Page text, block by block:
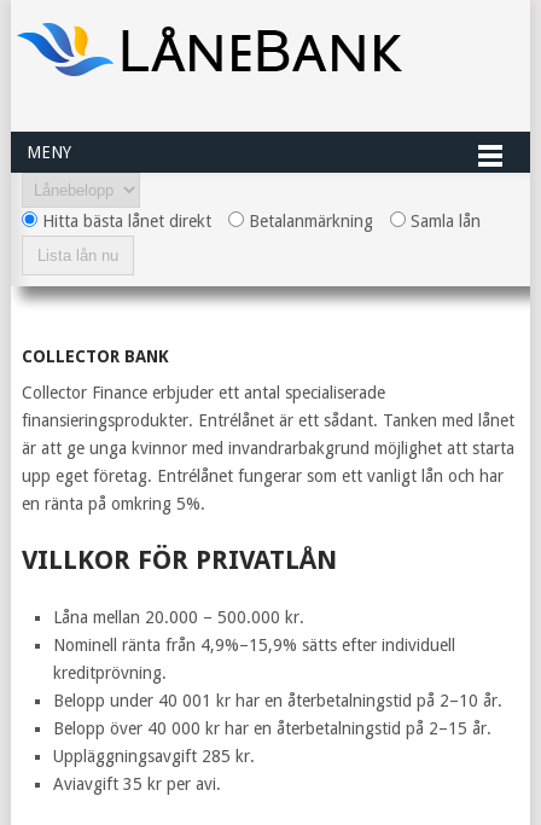
MENY
Hitta bästa lånet direkt Betalanmärkning Samla lån
COLLECTOR BANK
Collector Finance erbjuder ett antal specialiserade
finansieringsprodukter. Entrélånet är ett sådant. Tanken med lånet
är att ge unga kvinnor med invandrarbakgrund möjlighet att starta
upp eget företag. Entrélånet fungerar som ett vanligt lån och har
en ränta på omkring 5%.
VILLKOR FÖR PRIVATLÅN
Låna mellan 20.000 – 500.000 kr.
Nominell ränta från 4,9%–15,9% sätts efter individuell
kreditprövning.
Belopp under 40 001 kr har en återbetalningstid på 2–10 år.
Belopp över 40 000 kr har en återbetalningstid på 2–15 år.
Uppläggningsavgift 285 kr.
Aviavgift 35 kr per avi.